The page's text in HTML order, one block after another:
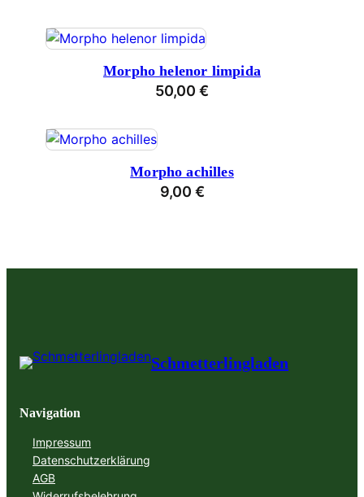
Morpho helenor limpida
50,00 €
Morpho achilles
9,00 €
Schmetterlingladen
Navigation
Impressum
Datenschutzerklärung
AGB